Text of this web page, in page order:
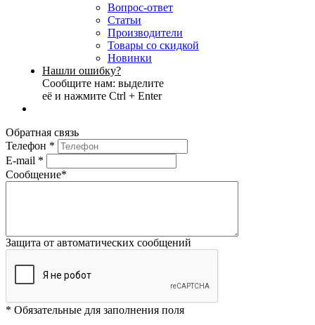
Вопрос-ответ
Статьи
Производители
Товары со скидкой
Новинки
Нашли ошибку?
Сообщите нам: выделите
её и нажмите Ctrl + Enter
Обратная связь
Телефон *
E-mail *
Сообщение*
Защита от автоматических сообщений
* Обязательные для заполнения поля